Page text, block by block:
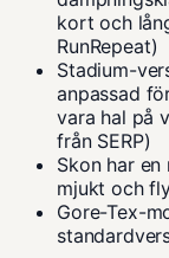
kort och
RunRepeat)
Stadium-
anpassad
vara hal på
från SERP)
Skon har
mjukt och
Gore-Tex-